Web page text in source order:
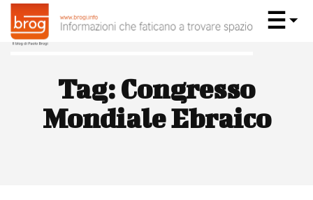
Tag: Congresso
Mondiale Ebraico